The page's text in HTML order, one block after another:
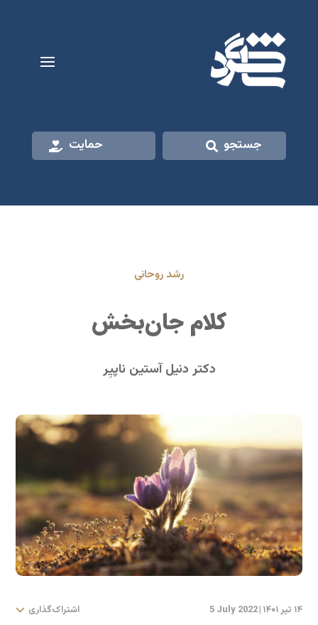
جستجو حمایت
رشد روحانی
کلام جان‌بخش
دکتر دنیل آستین ناپیِر
اشتراک‌گذاری ۱۴ تیر ۱۴۰۱ |
5 July 2022